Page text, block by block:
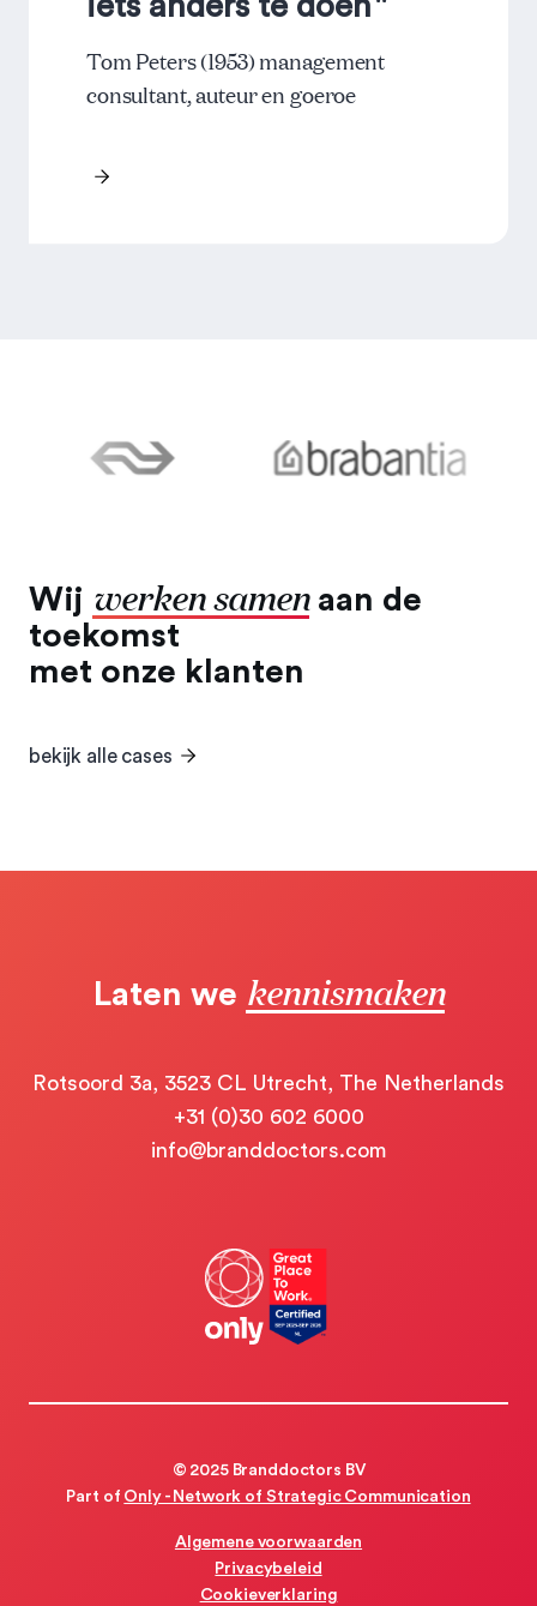
Tom Peters (1953) management
consultant, auteur en goeroe
Wij werken samenaan de
toekomst
met onze klanten
bekijk alle cases
Laten we kennismaken
Rotsoord 3a, 3523 CL Utrecht, The Netherlands
+31 (0)30 602 6000
info@branddoctors.com
© 2025 Branddoctors BV
Part of Only - Network of Strategic Communication
Algemene voorwaarden
Privacybeleid
Cookieverklaring